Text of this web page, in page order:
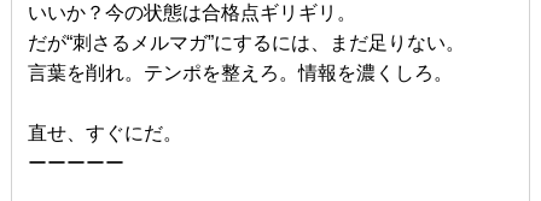
いいか？今の状態は合格点ギリギリ。
だが“刺さるメルマガ”にするには、まだ足りない。
言葉を削れ。テンポを整えろ。情報を濃くしろ。
直せ、すぐにだ。
ーーーーー